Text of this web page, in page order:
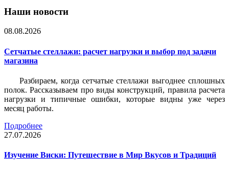
Наши новости
08.08.2026
Сетчатые стеллажи: расчет нагрузки и выбор под задачи
магазина
Разбираем, когда сетчатые стеллажи выгоднее сплошных
полок. Рассказываем про виды конструкций, правила расчета
нагрузки и типичные ошибки, которые видны уже через
месяц работы.
Подробнее
27.07.2026
Изучение Виски: Путешествие в Мир Вкусов и Традиций